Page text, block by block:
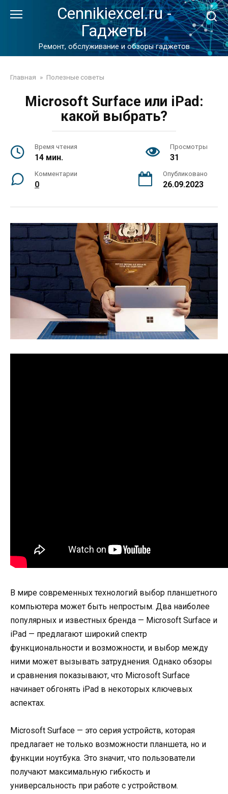
Cennikiexcel.ru -
Гаджеты
Ремонт, обслуживание и обзоры гаджетов
Главная » Полезные советы
Microsoft Surface или iPad:
какой выбрать?
Время чтения
14 мин.
Просмотры
31
Комментарии
0
Опубликовано
26.09.2023
В мире современных технологий выбор планшетного
компьютера может быть непростым. Два наиболее
популярных и известных бренда — Microsoft Surface и
iPad — предлагают широкий спектр
функциональности и возможности, и выбор между
ними может вызывать затруднения. Однако обзоры
и сравнения показывают, что Microsoft Surface
начинает обгонять iPad в некоторых ключевых
аспектах.
Microsoft Surface — это серия устройств, которая
предлагает не только возможности планшета, но и
функции ноутбука. Это значит, что пользователи
получают максимальную гибкость и
универсальность при работе с устройством.